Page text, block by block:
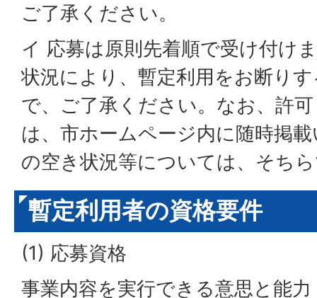
ご了承ください。
イ 応募は原則先着順で受け付け
状況により、暫定利用をお断り
で、ご了承ください。なお、許
は、市ホームページ内に随時掲
の空き状況等については、そち
暫定利用者の資格要件
(1) 応募資格
事業内容を実行できる意思と能